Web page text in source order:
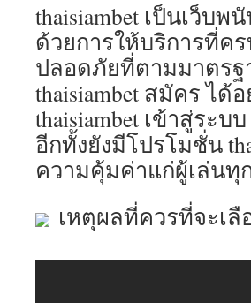
thaisiambet เป็นเว็บ
ด้วยการให้บริการที่ค
ปลอดภัยที่ตามมาตรฐ
thaisiambet สมัคร ได้
thaisiambet เข้าสู่ระ
อีกทั้งยังมีโปรโมชั่น
ความคุ้มค่าแก่ผู้เล่นทุ
เหตุผลที่ควรที่จะเลื